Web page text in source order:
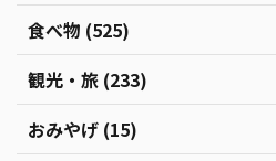
食べ物 (525)
観光・旅 (233)
おみやげ (15)